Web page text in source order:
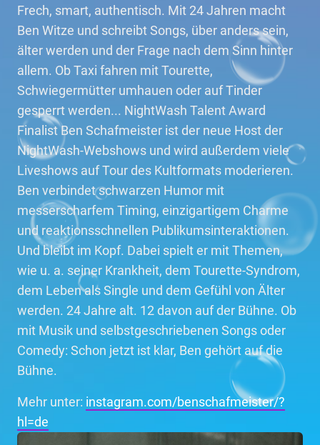
Frech, smart, authentisch. Mit 24 Jahren macht
Ben Witze und schreibt Songs, über anders sein,
älter werden und der Frage nach dem Sinn hinter
allem. Ob Taxi fahren mit Tourette,
Schwiegermütter umhauen oder auf Tinder
gesperrt werden... NightWash Talent Award
Finalist Ben Schafmeister ist der neue Host der
NightWash-Webshows und wird außerdem viele
Liveshows auf Tour des Kultformats moderieren.
Ben verbindet schwarzen Humor mit
messerscharfem Timing, einzigartigem Charme
und reaktionsschnellen Publikumsinteraktionen.
Und bleibt im Kopf. Dabei spielt er mit Themen,
wie u. a. seiner Krankheit, dem Tourette-Syndrom,
dem Leben als Single und dem Gefühl von Älter
werden. 24 Jahre alt. 12 davon auf der Bühne. Ob
mit Musik und selbstgeschriebenen Songs oder
Comedy: Schon jetzt ist klar, Ben gehört auf die
Bühne.
Mehr unter: instagram.com/benschafmeister/?
hl=de